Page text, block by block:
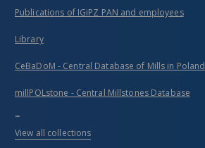
Publications of IGiPZ PAN and employees
Library
CeBaDoM - Central Database of Mills in Poland
millPOLstone - Central Millstones Database
...
View all collections